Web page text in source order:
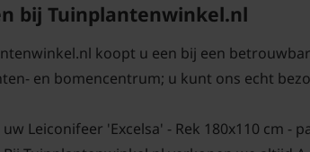
bij Tuinplantenwinkel.nl
koopt u een bij een
en bomencentrum; u kunt ons echt
Leiconifeer 'Excelsa' - Rek 180x110 cm -